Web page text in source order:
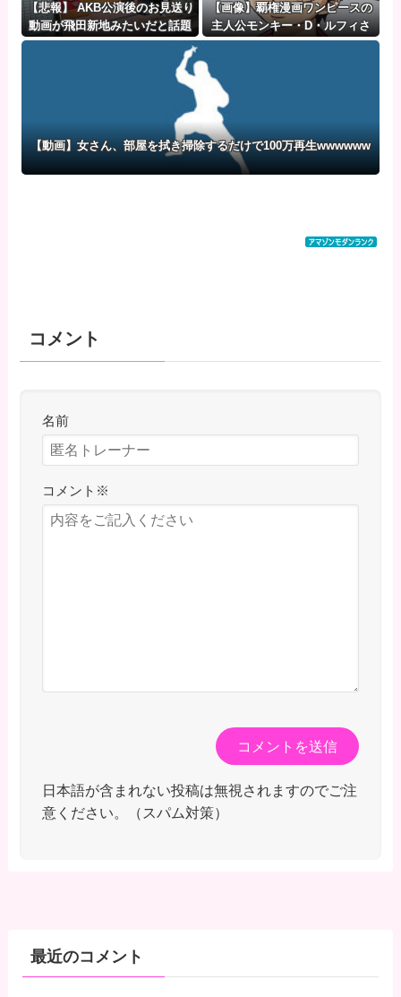
【悲報】 AKB公演後のお見送り
動画が飛田新地みたいだと話題
に・・・
【画像】覇権漫画ワンピースの
主人公モンキー・D・ルフィさ
ん、変わり果てた姿で発見され
【動画】女さん、部屋を拭き掃除するだけで100万再生wwwwww
コメント
名前
コメント ※
日本語が含まれない投稿は無視されますのでご注
意ください。（スパム対策）
最近のコメント